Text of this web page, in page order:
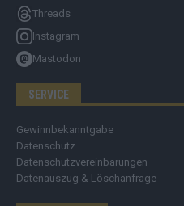
Threads
Instagram
Mastodon
SERVICE
Gewinnbekanntgabe
Datenschutz
Datenschutzvereinbarungen
Datenauszug & Löschanfrage